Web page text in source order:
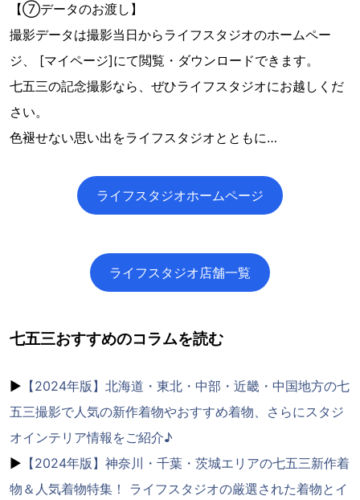
【⑦データのお渡し】
撮影データは撮影当日からライフスタジオのホームペー
ジ、 [マイページ]にて閲覧・ダウンロードできます。
七五三の記念撮影なら、ぜひライフスタジオにお越しくだ
さい。
色褪せない思い出をライフスタジオとともに…
ライフスタジオホームページ
ライフスタジオ店舗一覧
七五三おすすめのコラムを読む
▶ 【2024年版】北海道・東北・中部・近畿・中国地方の七
五三撮影で人気の新作着物やおすすめ着物、さらにスタジ
オインテリア情報をご紹介♪
▶ 【2024年版】神奈川・千葉・茨城エリアの七五三新作着
物＆人気着物特集！ ライフスタジオの厳選された着物とイ